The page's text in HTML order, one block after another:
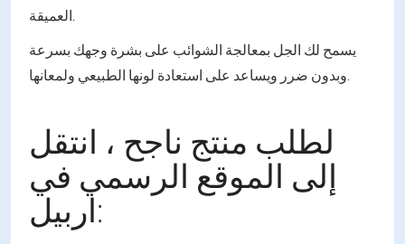
العميقة.
يسمح لك الجل بمعالجة الشوائب على بشرة وجهك بسرعة
وبدون ضرر ويساعد على استعادة لونها الطبيعي ولمعانها.
لطلب منتج ناجح ، انتقل
إلى الموقع الرسمي في
اربيل: